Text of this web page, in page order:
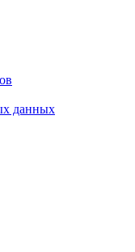
данных